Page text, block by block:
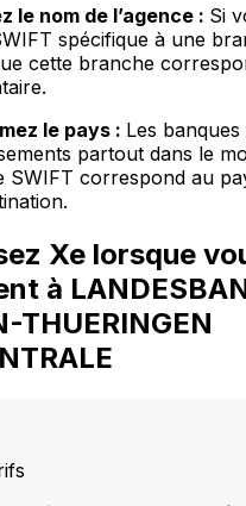
le nom de l’agence : Si
spécifique à une
cette branche
le pays : Les
partout dans le
SWIFT correspond au
Xe lorsque
à
THUERINGEN